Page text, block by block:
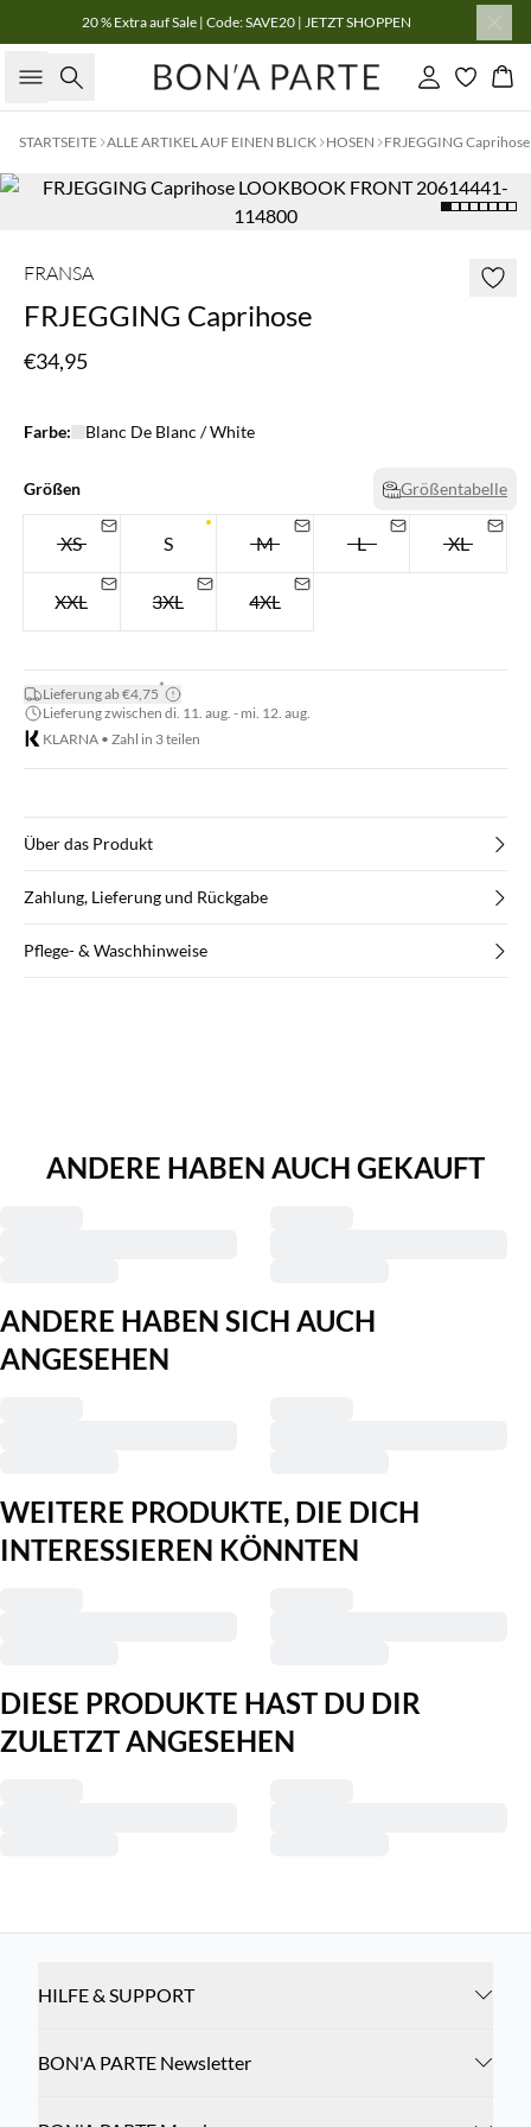
20 % Extra auf Sale | Code: SAVE20 | JETZT SHOPPEN
Suche Einloggen
STARTSEITE ALLE ARTIKEL AUF EINEN BLICK HOSEN FRJEGGING Caprihose
FRANSA
FRJEGGING Caprihose
€34,95
Farbe: Blanc De Blanc / White
Größen Größentabelle
XS S M L XL
XXL 3XL 4XL
Lieferung ab €4,75*
Lieferung zwischen di. 11. aug. - mi. 12. aug.
KLARNA • Zahl in 3 teilen
Über das Produkt
Zahlung, Lieferung und Rückgabe
Pflege- & Waschhinweise
ANDERE HABEN AUCH GEKAUFT
ANDERE HABEN SICH AUCH
ANGESEHEN
WEITERE PRODUKTE, DIE DICH
INTERESSIEREN KÖNNTEN
DIESE PRODUKTE HAST DU DIR
ZULETZT ANGESEHEN
HILFE & SUPPORT
BON'A PARTE Newsletter